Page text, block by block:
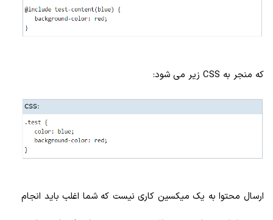
که منجر به CSS زیر می شود:
ارسال محتوا به یک میکسین کاری نیست که شما اغلب باید انجام